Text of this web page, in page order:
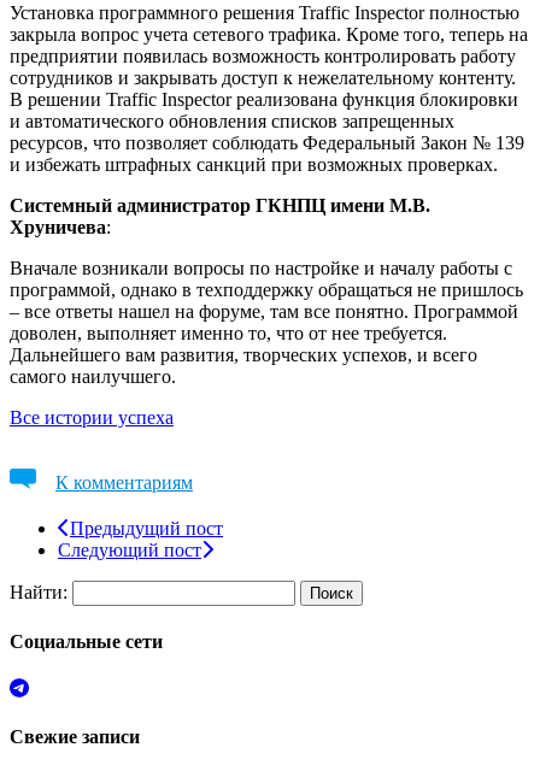
Установка программного решения Traffic Inspector полностью
закрыла вопрос учета сетевого трафика. Кроме того, теперь на
предприятии появилась возможность контролировать работу
сотрудников и закрывать доступ к нежелательному контенту.
В решении Traffic Inspector реализована функция блокировки
и автоматического обновления списков запрещенных
ресурсов, что позволяет соблюдать Федеральный Закон № 139
и избежать штрафных санкций при возможных проверках.
Системный администратор ГКНПЦ имени М.В.
Хруничева:
Вначале возникали вопросы по настройке и началу работы с
программой, однако в техподдержку обращаться не пришлось
– все ответы нашел на форуме, там все понятно. Программой
доволен, выполняет именно то, что от нее требуется.
Дальнейшего вам развития, творческих успехов, и всего
самого наилучшего.
Все истории успеха
К комментариям
Предыдущий пост
Следующий пост
Найти:
Социальные сети
Свежие записи